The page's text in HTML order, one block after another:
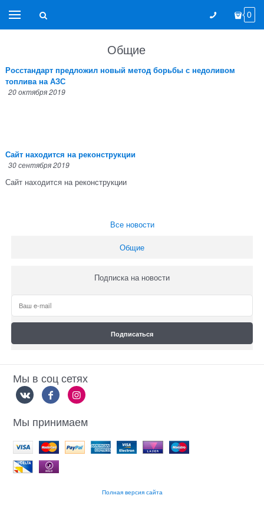
0
Общие
Росстандарт предложил новый метод борьбы с недоливом
топлива на АЗС
20 октября 2019
Сайт находится на реконструкции
30 сентября 2019
Сайт находится на реконструкции
Все новости
Общие
Подписка на новости
Мы в соц сетях
Мы принимаем
Полная версия сайта